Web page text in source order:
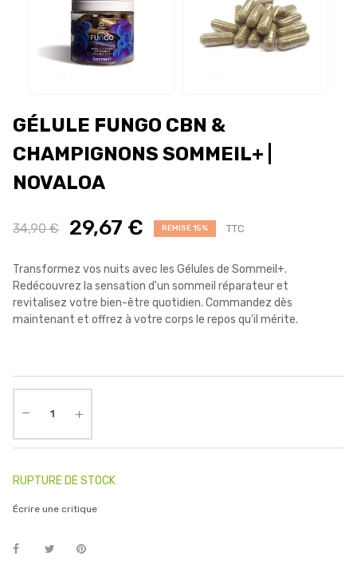
GÉLULE FUNGO CBN &
CHAMPIGNONS SOMMEIL+ |
NOVALOA
34,90 € 29,67 € REMISE 15% TTC
Transformez vos nuits avec les Gélules de Sommeil+.
Redécouvrez la sensation d'un sommeil réparateur et
revitalisez votre bien-être quotidien. Commandez dès
maintenant et offrez à votre corps le repos qu'il mérite.
RUPTURE DE STOCK
Écrire une critique